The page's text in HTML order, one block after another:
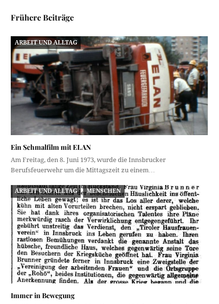
Frühere Beiträge
ARBEIT UND ALLTAG
Ein Schmalfilm mit ELAN
Am Freitag, den 8. Juni 1973, wurde die Innsbrucker
Berufsfeuerwehr um die Mittagszeit zu einem…
ARBEIT UND ALLTAG MENSCHEN
Immer in Bewegung